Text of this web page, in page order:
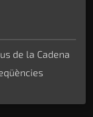
de la Cadena